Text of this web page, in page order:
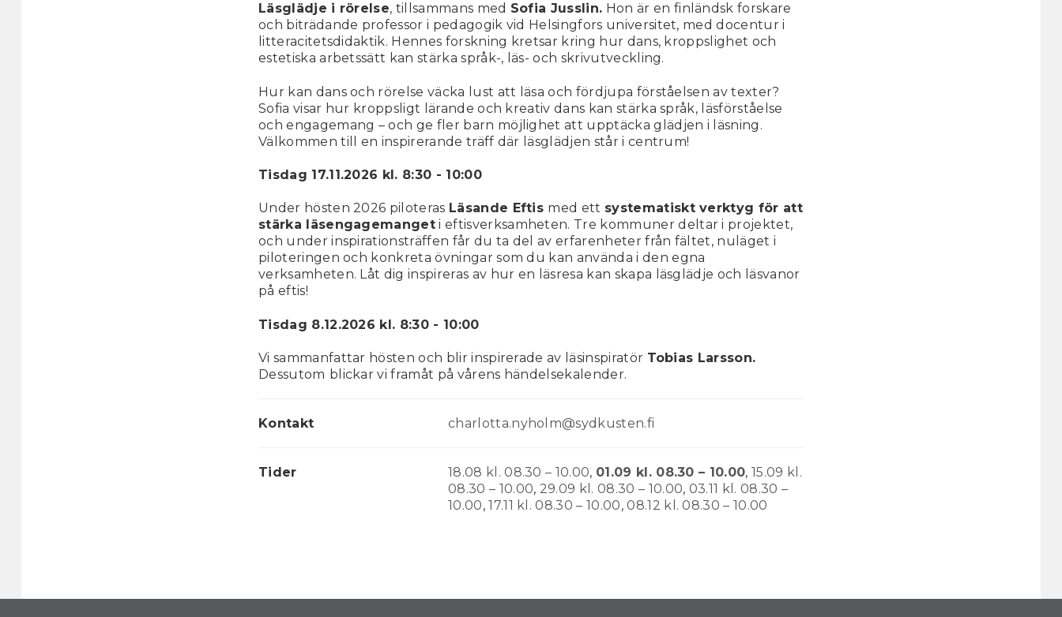
Läsglädje i rörelse, tillsammans med Sofia Jusslin. Hon är en finländsk forskare
och biträdande professor i pedagogik vid Helsingfors universitet, med docentur i
litteracitetsdidaktik. Hennes forskning kretsar kring hur dans, kroppslighet och
estetiska arbetssätt kan stärka språk-, läs- och skrivutveckling.
Hur kan dans och rörelse väcka lust att läsa och fördjupa förståelsen av texter?
Sofia visar hur kroppsligt lärande och kreativ dans kan stärka språk, läsförståelse
och engagemang – och ge fler barn möjlighet att upptäcka glädjen i läsning.
Välkommen till en inspirerande träff där läsglädjen står i centrum!
Tisdag 17.11.2026 kl. 8:30 - 10:00
Under hösten 2026 piloteras Läsande Eftis med ett systematiskt verktyg för att
stärka läsengagemanget i eftisverksamheten. Tre kommuner deltar i projektet,
och under inspirationsträffen får du ta del av erfarenheter från fältet, nuläget i
piloteringen och konkreta övningar som du kan använda i den egna
verksamheten. Låt dig inspireras av hur en läsresa kan skapa läsglädje och läsvanor
på eftis!
Tisdag 8.12.2026 kl. 8:30 - 10:00
Vi sammanfattar hösten och blir inspirerade av läsinspiratör Tobias Larsson.
Dessutom blickar vi framåt på vårens händelsekalender.
Kontakt charlotta.nyholm@sydkusten.fi
Tider 18.08 kl. 08.30 – 10.00, 01.09 kl. 08.30 – 10.00,15.09 kl.
08.30 – 10.00, 29.09 kl. 08.30 – 10.00, 03.11 kl. 08.30 –
10.00,17.11 kl. 08.30 – 10.00, 08.12 kl. 08.30 – 10.00